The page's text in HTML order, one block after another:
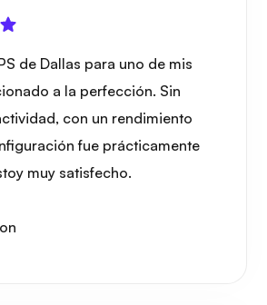
de Dallas para uno de mis
a la perfección. Sin
con un rendimiento
fue prácticamente
muy satisfecho.